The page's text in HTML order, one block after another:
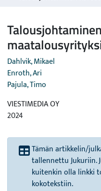
Dahlvik, Mikael
Enroth, Ari
Pajula, Timo
VIESTIMEDIA OY
2024
Tämän artikkelin/
tallennettu Jukuriin.
kuitenkin olla linkki
kokotekstiin.